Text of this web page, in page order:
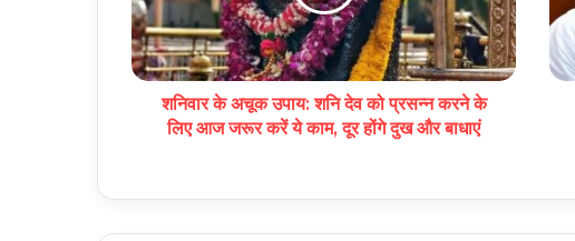
शनिवार के अचूक उपाय: शनि देव को प्रसन्न करने के
लिए आज जरूर करें ये काम, दूर होंगे दुख और बाधाएं